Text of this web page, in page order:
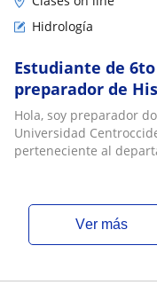
Hidrología
Estudiante de
preparador de
alumnos de
Hola, soy preparador
Universidad
perteneciente al
ver más